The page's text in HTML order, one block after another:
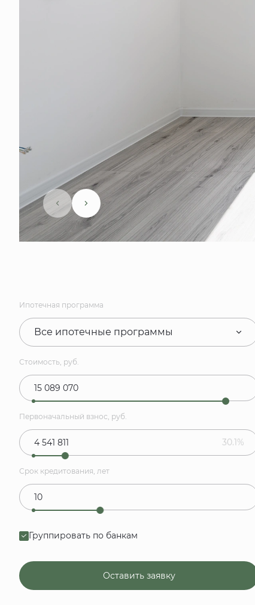
Ипотечная программа
Все ипотечные программы
Стоимость, руб.
Первоначальный взнос, руб.
30.1%
Срок кредитования, лет
Группировать по банкам
Оставить заявку